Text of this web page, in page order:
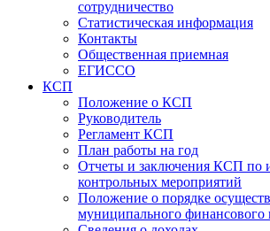
сотрудничество
Статистическая информация
Контакты
Общественная приемная
ЕГИССО
КСП
Положение о КСП
Руководитель
Регламент КСП
План работы на год
Отчеты и заключения КСП по
контрольных мероприятий
Положение о порядке
муниципального финансового